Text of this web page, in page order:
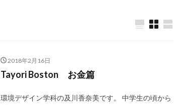
2018年2月16日
Tayori Boston お金篇
環境デザイン学科の及川香奈美です。 中学生の頃から